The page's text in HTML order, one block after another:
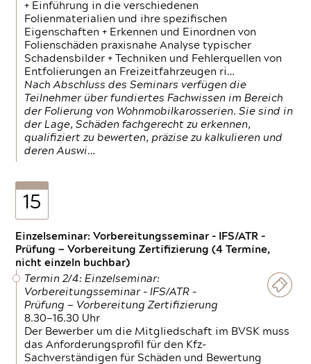
+ Einführung in die verschiedenen
Folienmaterialien und ihre spezifischen
Eigenschaften + Erkennen und Einordnen von
Folienschäden praxisnahe Analyse typischer
Schadensbilder + Techniken und Fehlerquellen von
Entfolierungen an Freizeitfahrzeugen ri…
Nach Abschluss des Seminars verfügen die
Teilnehmer über fundiertes Fachwissen im Bereich
der Folierung von Wohnmobilkarosserien. Sie sind in
der Lage, Schäden fachgerecht zu erkennen,
qualifiziert zu bewerten, präzise zu kalkulieren und
deren Auswi…
15
Einzelseminar: Vorbereitungsseminar - IFS/ATR -
Prüfung — Vorbereitung Zertifizierung (4 Termine,
nicht einzeln buchbar)
Termin 2/4: Einzelseminar:
Vorbereitungsseminar - IFS/ATR -
Prüfung — Vorbereitung Zertifizierung
8.30—16.30 Uhr
Der Bewerber um die Mitgliedschaft im BVSK muss
das Anforderungsprofil für den Kfz-
Sachverständigen für Schäden und Bewertung